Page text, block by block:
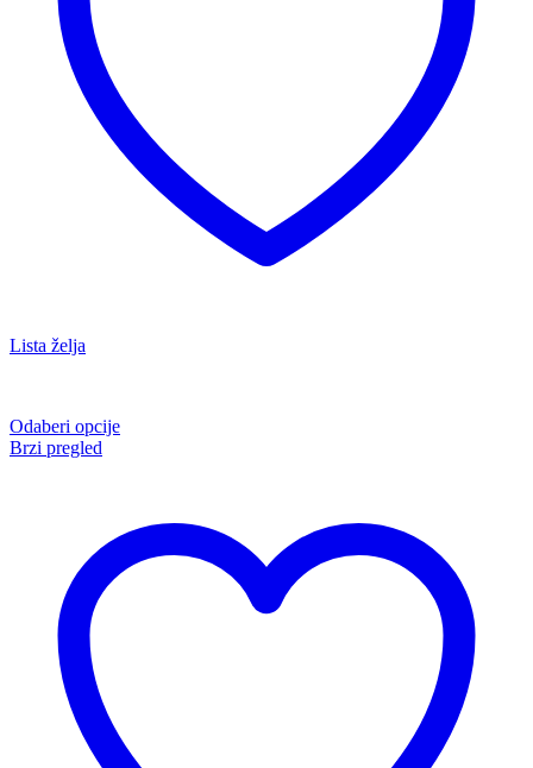
Lista želja
Odaberi opcije
Brzi pregled